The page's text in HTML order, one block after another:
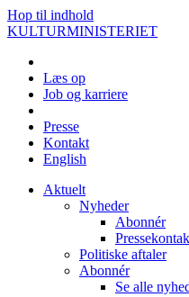
Hop til indhold
KULTURMINISTERIET
Læs op
Job og karriere
Presse
Kontakt
English
Aktuelt
Nyheder
Abonnér
Politiske aftaler
Abonnér
Se alle